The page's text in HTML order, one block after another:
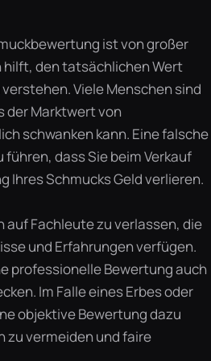
ist von großer
hilft, den tatsächlichen Wert
Viele Menschen sind
der Marktwert von
schwanken kann. Eine falsche
dass Sie beim Verkauf
Ihres Schmucks Geld verlieren.
auf Fachleute zu verlassen, die
und Erfahrungen verfügen.
professionelle Bewertung auch
Im Falle eines Erbes oder
objektive Bewertung dazu
vermeiden und faire